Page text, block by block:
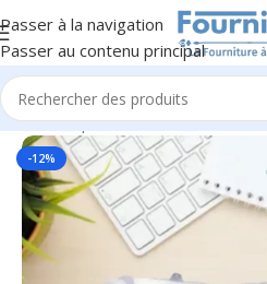
Passer à la navigation
Passer au contenu principal
Accueil/Impression &
-12%